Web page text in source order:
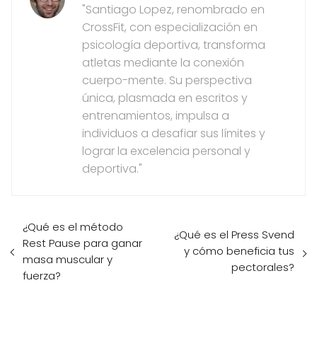
"Santiago Lopez, renombrado en
CrossFit, con especialización en
psicología deportiva, transforma
atletas mediante la conexión
cuerpo-mente. Su perspectiva
única, plasmada en escritos y
entrenamientos, impulsa a
individuos a desafiar sus límites y
lograr la excelencia personal y
deportiva."
¿Qué es el método
Rest Pause para ganar
masa muscular y
fuerza?
¿Qué es el Press Svend
y cómo beneficia tus
pectorales?